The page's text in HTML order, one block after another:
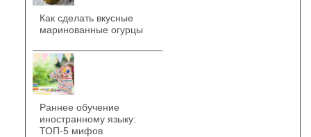
Как сделать вкусные
маринованные огурцы
Раннее обучение
иностранному языку:
ТОП-5 мифов